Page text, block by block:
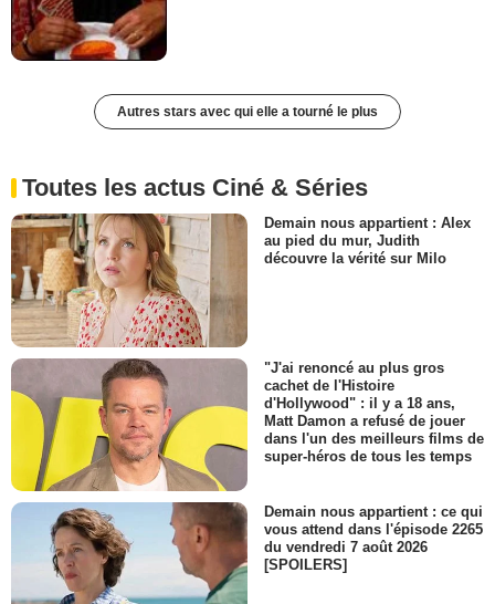
Autres stars avec qui elle a tourné le plus
Toutes les actus Ciné & Séries
Demain nous appartient : Alex
au pied du mur, Judith
découvre la vérité sur Milo
"J'ai renoncé au plus gros
cachet de l'Histoire
d'Hollywood" : il y a 18 ans,
Matt Damon a refusé de jouer
dans l'un des meilleurs films de
super-héros de tous les temps
Demain nous appartient : ce qui
vous attend dans l'épisode 2265
du vendredi 7 août 2026
[SPOILERS]